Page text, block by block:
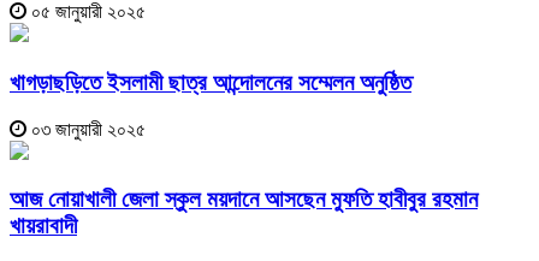
০৫ জানুয়ারী ২০২৫
খাগড়াছড়িতে ইসলামী ছাত্র আন্দোলনের সম্মেলন অনুষ্ঠিত
০৩ জানুয়ারী ২০২৫
আজ নোয়াখালী জেলা স্কুল ময়দানে আসছেন মুফতি হাবীবুর রহমান
খায়রাবাদী